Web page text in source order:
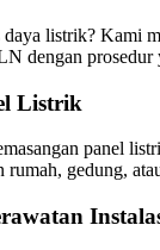
listrik? Kami
dengan prosedur
Listrik
panel
rumah, gedung,